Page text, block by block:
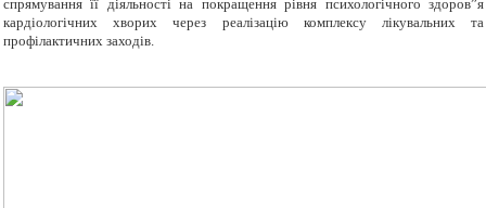
спрямування її діяльності на покращення рівня психологічного здоров”я
кардіологічних хворих через реалізацію комплексу лікувальних та
профілактичних заходів.